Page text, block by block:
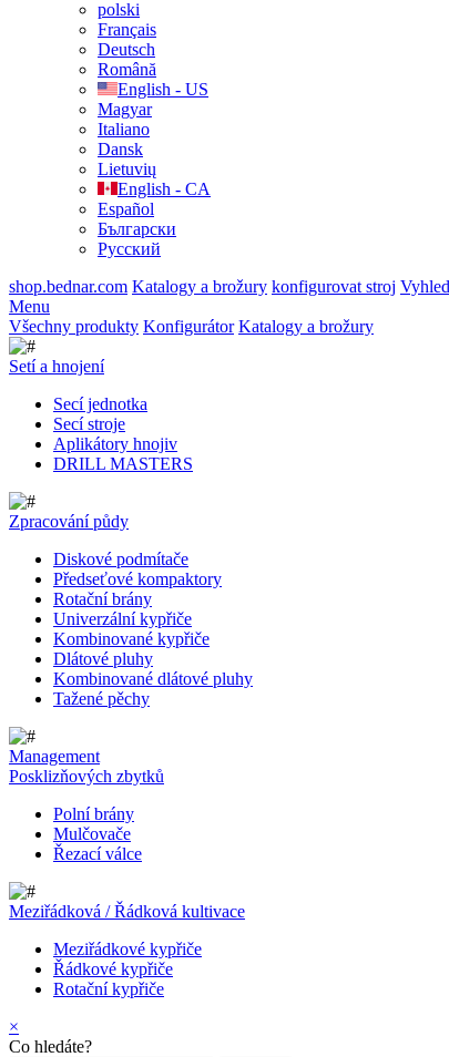
polski
Français
Deutsch
Română
English - US
Magyar
Italiano
Dansk
Lietuvių
English - CA
Español
Български
Русский
shop.bednar.com Katalogy a brožury konfigurovat stroj
Menu
Všechny produkty Konfigurátor Katalogy a brožury
Setí a hnojení
Secí jednotka
Secí stroje
Aplikátory hnojiv
DRILL MASTERS
Zpracování půdy
Diskové podmítače
Předseťové kompaktory
Rotační brány
Univerzální kypřiče
Kombinované kypřiče
Dlátové pluhy
Kombinované dlátové pluhy
Tažené pěchy
Management
Posklizňových zbytků
Polní brány
Mulčovače
Řezací válce
Meziřádková / Řádková kultivace
Meziřádkové kypřiče
Řádkové kypřiče
Rotační kypřiče
×
Co hledáte?